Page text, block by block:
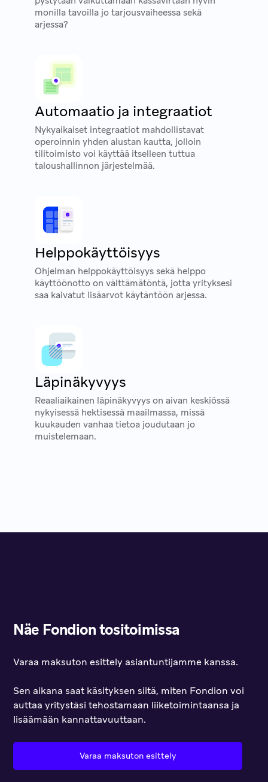
monilla tavoilla jo tarjousvaiheessa sekä
arjessa?
Automaatio ja integraatiot
Nykyaikaiset integraatiot mahdollistavat
operoinnin yhden alustan kautta, jolloin
tilitoimisto voi käyttää itselleen tuttua
taloushallinnon järjestelmää.
Helppokäyttöisyys
Ohjelman helppokäyttöisyys sekä helppo
käyttöönotto on välttämätöntä, jotta yrityksesi
saa kaivatut lisäarvot käytäntöön arjessa.
Läpinäkyvyys
Reaaliaikainen läpinäkyvyys on aivan keskiössä
nykyisessä hektisessä maailmassa, missä
kuukauden vanhaa tietoa joudutaan jo
muistelemaan.
Näe Fondion tositoimissa
Varaa maksuton esittely asiantuntijamme kanssa.
Sen aikana saat käsityksen siitä, miten Fondion voi
auttaa yritystäsi tehostamaan liiketoimintaansa ja
lisäämään kannattavuuttaan.
Varaa maksuton esittely